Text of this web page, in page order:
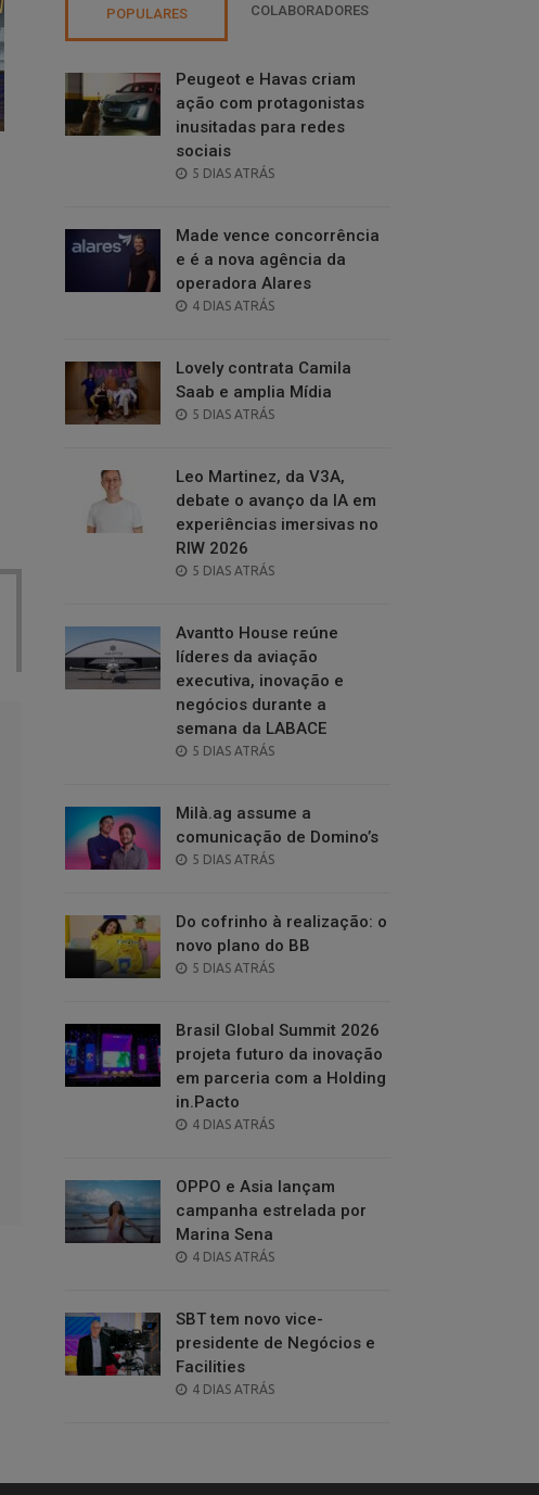
POPULARES COLABORADORES
Peugeot e Havas criam
ação com protagonistas
inusitadas para redes
sociais
POSTED
5 DIAS ATRÁS
Made vence concorrência
e é a nova agência da
operadora Alares
POSTED
4 DIAS ATRÁS
Lovely contrata Camila
Saab e amplia Mídia
POSTED
5 DIAS ATRÁS
Leo Martinez, da V3A,
debate o avanço da IA em
experiências imersivas no
RIW 2026
POSTED
5 DIAS ATRÁS
Avantto House reúne
líderes da aviação
executiva, inovação e
negócios durante a
semana da LABACE
POSTED
5 DIAS ATRÁS
Milà.ag assume a
comunicação de Domino’s
POSTED
5 DIAS ATRÁS
Do cofrinho à realização: o
novo plano do BB
POSTED
5 DIAS ATRÁS
Brasil Global Summit 2026
projeta futuro da inovação
em parceria com a Holding
in.Pacto
POSTED
4 DIAS ATRÁS
OPPO e Asia lançam
campanha estrelada por
Marina Sena
POSTED
4 DIAS ATRÁS
SBT tem novo vice-
presidente de Negócios e
Facilities
POSTED
4 DIAS ATRÁS